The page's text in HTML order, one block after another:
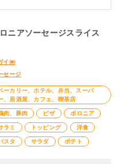
ニアソーセージスライス
イ㈱
セージ
ーカリー、ホテル、弁当、スーパ
、居酒屋、カフェ、喫茶店
肉、豚肉
ピザ
ボロニア
ラミ
トッピング
洋食
スタ
サラダ ポテト